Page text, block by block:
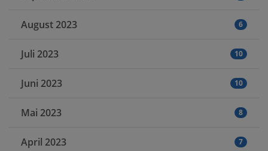
August 2023 6
Juli 2023 10
Juni 2023 10
Mai 2023 8
April 2023 7